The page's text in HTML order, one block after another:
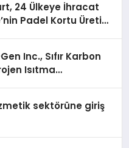
24 Ülkeye İhracat
Padel Kortu Üretim
Inc., Sıfır Karbon
Isıtma
sektörüne giriş